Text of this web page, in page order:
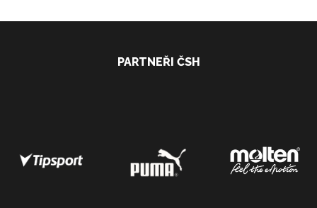
PARTNEŘI ČSH